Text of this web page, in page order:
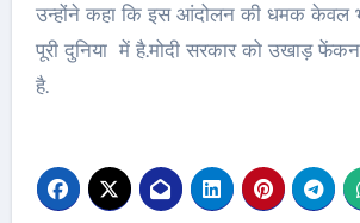
उन्होंने कहा कि इस आंदोलन की धमक केवल
पूरी दुनिया में है.मोदी सरकार को उखाड़
है.